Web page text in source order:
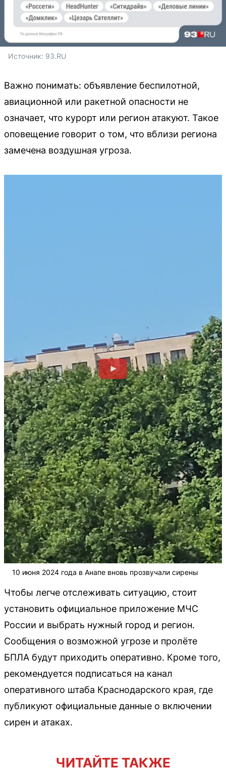
Источник: 93.RU
Важно понимать: объявление беспилотной,
авиационной или ракетной опасности не
означает, что курорт или регион атакуют. Такое
оповещение говорит о том, что вблизи региона
замечена воздушная угроза.
10 июня 2024 года в Анапе вновь прозвучали сирены
Чтобы легче отслеживать ситуацию, стоит
установить официальное приложение МЧС
России и выбрать нужный город и регион.
Сообщения о возможной угрозе и пролёте
БПЛА будут приходить оперативно. Кроме того,
рекомендуется подписаться на канал
оперативного штаба Краснодарского края, где
публикуют официальные данные о включении
сирен и атаках.
ЧИТАЙТЕ ТАКЖЕ